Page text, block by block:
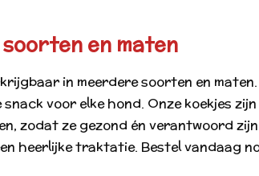
en maten
in meerdere soorten en
voor elke hond. Onze koekjes
zodat ze gezond én verantwoord
heerlijke traktatie. Bestel vandaag